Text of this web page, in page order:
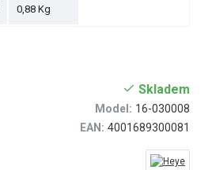
0,88 Kg
Skladem
Model: 16-030008
EAN: 4001689300081